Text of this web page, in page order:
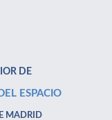
DE
ESPACIO
MADRID